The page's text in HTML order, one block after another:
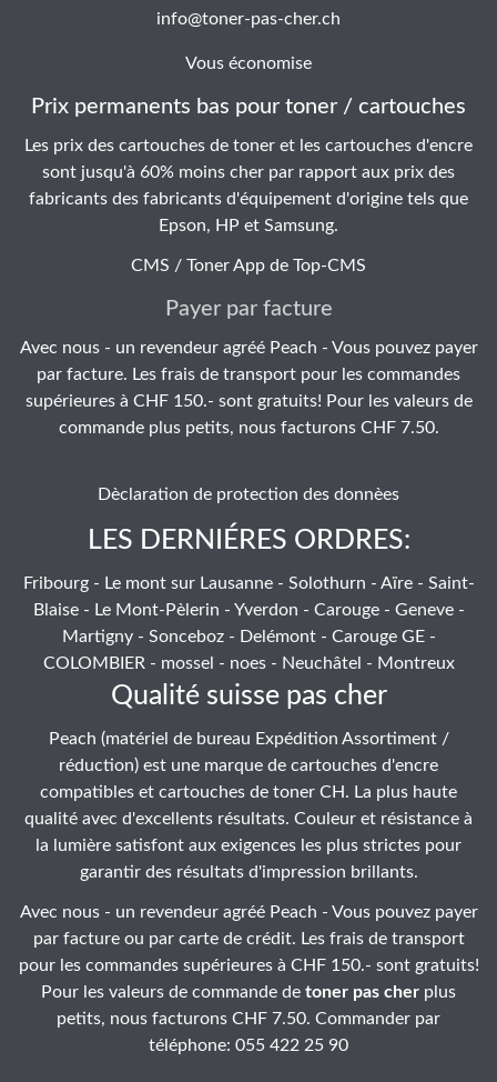
info@toner-pas-cher.ch
Vous économise
Prix permanents bas pour toner / cartouches
Les prix des cartouches de toner et les cartouches d'encre
sont jusqu'à 60% moins cher par rapport aux prix des
fabricants des fabricants d'équipement d'origine tels que
Epson, HP et Samsung.
CMS / Toner App de Top-CMS
Payer par facture
Avec nous - un revendeur agréé Peach - Vous pouvez payer
par facture. Les frais de transport pour les commandes
supérieures à CHF 150.- sont gratuits! Pour les valeurs de
commande plus petits, nous facturons CHF 7.50.
Dèclaration de protection des donnèes
LES DERNIÉRES ORDRES:
Fribourg - Le mont sur Lausanne - Solothurn - Aïre - Saint-
Blaise - Le Mont-Pèlerin - Yverdon - Carouge - Geneve -
Martigny - Sonceboz - Delémont - Carouge GE -
COLOMBIER - mossel - noes - Neuchâtel - Montreux
Qualité suisse pas cher
Peach (matériel de bureau Expédition Assortiment /
réduction) est une marque de cartouches d'encre
compatibles et cartouches de toner CH. La plus haute
qualité avec d'excellents résultats. Couleur et résistance à
la lumière satisfont aux exigences les plus strictes pour
garantir des résultats d'impression brillants.
Avec nous - un revendeur agréé Peach - Vous pouvez payer
par facture ou par carte de crédit. Les frais de transport
pour les commandes supérieures à CHF 150.- sont gratuits!
Pour les valeurs de commande de toner pas cher plus
petits, nous facturons CHF 7.50. Commander par
téléphone: 055 422 25 90